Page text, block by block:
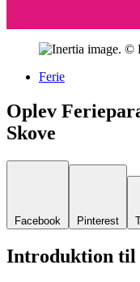
Ferie
Oplev
Skove
Facebook Pinterest
Introduktion til